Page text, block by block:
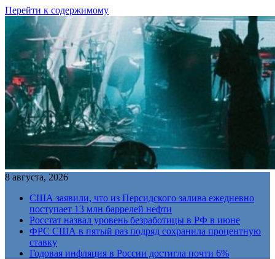
Перейти к содержимому
8 августа, 2026
США заявили, что из Персидского залива ежедневно
поступает 13 млн баррелей нефти
Росстат назвал уровень безработицы в РФ в июне
ФРС США в пятый раз подряд сохранила процентную
ставку
Годовая инфляция в России достигла почти 6%